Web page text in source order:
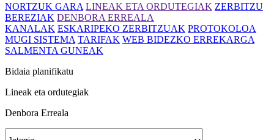
NORTZUK GARA LINEAK ETA ORDUTEGIAK ZERBITZU
BEREZIAK DENBORA ERREALA
KANALAK ESKARIPEKO ZERBITZUAK PROTOKOLOA
MUGI SISTEMA TARIFAK WEB BIDEZKO ERREKARGA
SALMENTA GUNEAK
Bidaia planifikatu
Lineak eta ordutegiak
Denbora Erreala